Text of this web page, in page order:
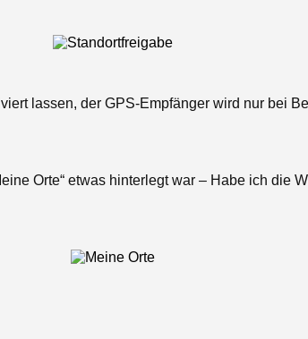
lassen, der GPS-Empfänger wird nur bei
Orte“ etwas hinterlegt war – Habe ich die